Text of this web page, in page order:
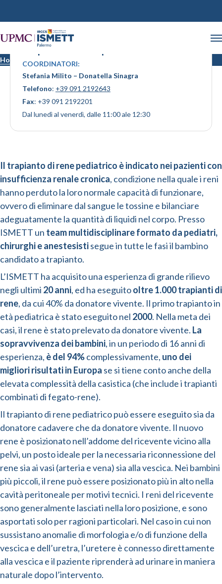
Home Trapianto di rene pediatrico
Trapianto di rene pediatrico
COORDINATORI:
Stefania Milito – Donatella Sinagra
Telefono: +39 091 2192643
Fax: +39 091 2192201
Dal lunedì al venerdì, dalle 11:00 ale 12:30
Il trapianto di rene pediatrico è indicato nei pazienti con
insufficienza renale cronica, condizione nella quale i reni
hanno perduto la loro normale capacità di funzionare,
ovvero di eliminare dal sangue le tossine e bilanciare
adeguatamente la quantità di liquidi nel corpo. Presso
ISMETT un team multidisciplinare formato da pediatri,
chirurghi e anestesistisegue in tutte le fasi il bambino
candidato a trapianto.
L’ISMETT ha acquisito una esperienza di grande rilievo
negli ultimi 20 anni, ed ha eseguitooltre 1.000 trapianti di
rene, da cui 40% da donatore vivente. Il primo trapianto in
età pediatrica è stato eseguito nel 2000. Nella meta dei
casi, il rene è stato prelevato da donatore vivente. La
sopravvivenza dei bambini, in un periodo di 16 anni di
esperienza, è del 94%complessivamente, uno dei
migliori risultati in Europa se si tiene conto anche della
elevata complessità della casistica (che include i trapianti
combinati di fegato-rene).
Il trapianto di rene pediatrico può essere eseguito sia da
donatore cadavere che da donatore vivente. Il nuovo
rene è posizionato nell’addome del ricevente vicino alla
pelvi, un posto ideale per la necessaria riconnessione del
rene sia ai vasi (arteria e vena) sia alla vescica. Nei bambini
più piccoli, il rene può essere posizionato più in alto nella
cavità peritoneale per motivi tecnici. I reni del ricevente
sono generalmente lasciati nella loro posizione, e sono
asportati solo per ragioni particolari. Nel caso in cui non
sussistano anomalie di morfologia e/o di funzione della
vescica e dell’uretra, l’uretere è connesso direttamente
alla vescica e il paziente riprenderà ad urinare in maniera
naturale dopo l’intervento.